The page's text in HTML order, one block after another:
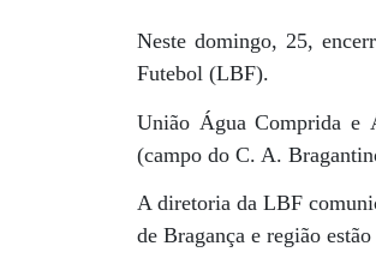
Neste domingo, 25,
Futebol (LBF).
União Água Comprida e
(campo do C. A.
A diretoria da LBF
de Bragança e região